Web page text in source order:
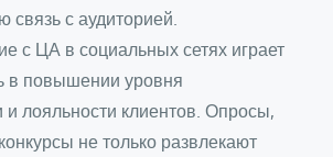
связь с аудиторией.
с ЦА в социальных сетях играет
в повышении уровня
и лояльности клиентов. Опросы,
не только развлекают